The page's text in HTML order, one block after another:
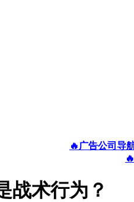
🔥广告公司导
战术行为？